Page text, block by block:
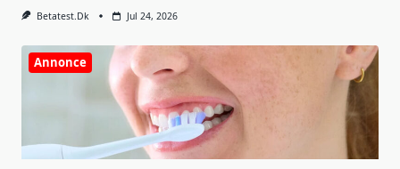
Betatest.dk Jul 24, 2026
Annonce